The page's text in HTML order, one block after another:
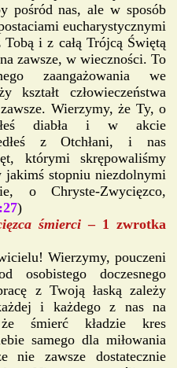
pośród nas, ale w sposób
eucharystycznymi
i z całą Trójcą Świętą
zawsze, w wieczności. To
zaangażowania we
kształt człowieczeństwa
Wierzymy, że Ty, o
diabła i w akcie
z Otchłani, i nas
którymi skrępowaliśmy
stopniu niezdolnymi
o Chryste-Zwycięzco,
)
śmierci– 1 zwrotka
Wierzymy, pouczeni
doczesnego
z Twoją łaską zależy
i każdego z nas na
śmierć kładzie kres
samego dla miłowania
nie zawsze dostatecznie